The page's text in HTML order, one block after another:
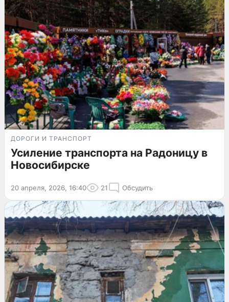
ДОРОГИ И ТРАНСПОРТ
Усиление транспорта на Радоницу в
Новосибирске
20 апреля, 2026, 16:40 21 Обсудить